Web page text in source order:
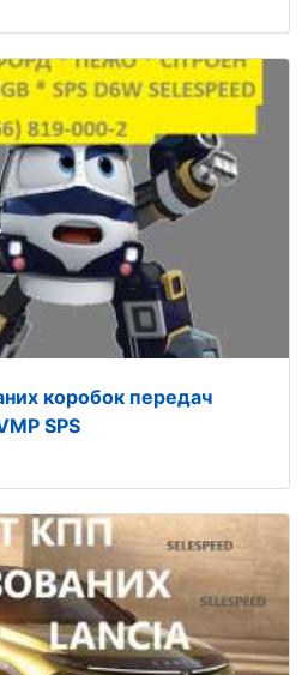
коробок передач
SPS